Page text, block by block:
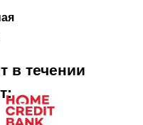
в течении